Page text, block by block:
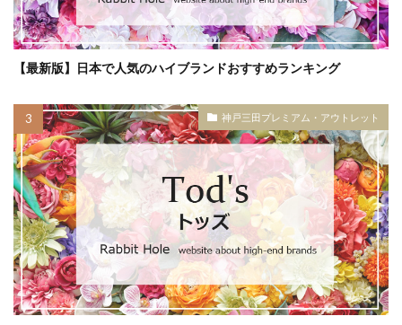
【最新版】日本で人気のハイブランドおすすめランキング
神戸三田プレミアム・アウトレット